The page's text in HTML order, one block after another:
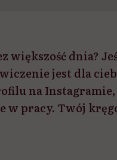
większość dnia?
jest dla
na
pracy. Twój